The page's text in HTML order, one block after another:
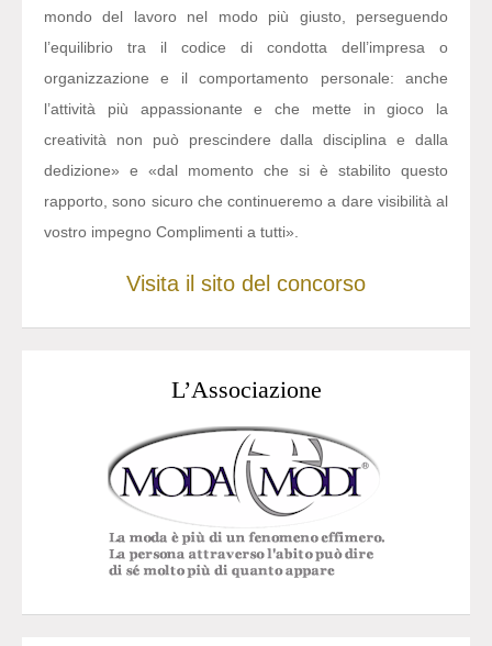
mondo del lavoro nel modo più giusto, perseguendo
l’equilibrio tra il codice di condotta dell’impresa o
organizzazione e il comportamento personale: anche
l’attività più appassionante e che mette in gioco la
creatività non può prescindere dalla disciplina e dalla
dedizione» e «dal momento che si è stabilito questo
rapporto, sono sicuro che continueremo a dare visibilità al
vostro impegno Complimenti a tutti».
Visita il sito del concorso
L’Associazione